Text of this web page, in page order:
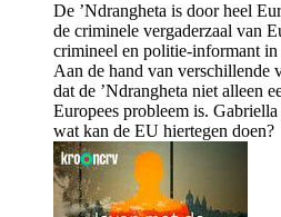
De ’Ndrangheta is door heel
de criminele vergaderzaal van
crimineel en politie-informant in
Aan de hand van verschillende
dat de ’Ndrangheta niet alleen
Europees probleem is.
wat kan de EU hiertegen doen?